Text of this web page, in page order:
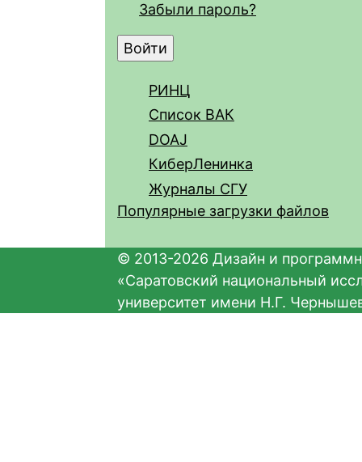
Забыли пароль?
РИНЦ
Список ВАК
DOAJ
КиберЛенинка
Журналы СГУ
Популярные загрузки файлов
© 2013-2026 Дизайн и
«Саратовский национальный
университет имени Н.Г.